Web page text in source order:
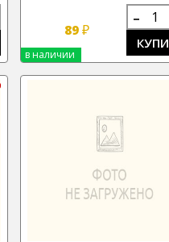
89 ₽ -
в наличии